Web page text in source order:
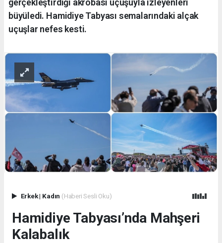
gerçekleştirdiği akrobasi uçuşuyla izleyenleri
büyüledi. Hamidiye Tabyası semalarındaki alçak
uçuşlar nefes kesti.
Erkek| Kadın (Haberi Sesli Oku)
Hamidiye Tabyası’nda Mahşeri
Kalabalık